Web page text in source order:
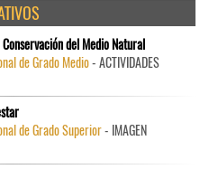
del Medio Natural
de Grado Medio- ACTIVIDADES
de Grado Superior- IMAGEN